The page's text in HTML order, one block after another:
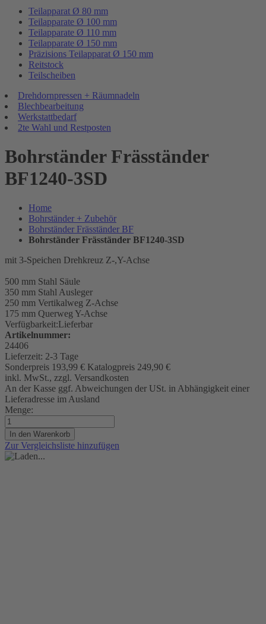
Teilapparat Ø 80 mm
Teilapparate Ø 100 mm
Teilapparate Ø 110 mm
Teilapparate Ø 150 mm
Präzisions Teilapparat Ø 150 mm
Reitstock
Teilscheiben
Drehdornpressen + Räumnadeln
Blechbearbeitung
Werkstattbedarf
2te Wahl und Restposten
Bohrständer Fräsständer
BF1240-3SD
Home
Bohrständer + Zubehör
Bohrständer Fräsständer BF
Bohrständer Fräsständer BF1240-3SD
mit 3-Speichen Drehkreuz Z-,Y-Achse
500 mm Stahl Säule
350 mm Stahl Ausleger
250 mm Vertikalweg Z-Achse
175 mm Querweg Y-Achse
Verfügbarkeit:Lieferbar
Artikelnummer:
24406
Lieferzeit: 2-3 Tage
Sonderpreis 193,99 € Katalogpreis 249,90 €
inkl. MwSt., zzgl. Versandkosten
An der Kasse ggf. Abweichungen der USt. in Abhängigkeit einer
Lieferadresse im Ausland
Menge:
In den Warenkorb
Zur Vergleichsliste hinzufügen